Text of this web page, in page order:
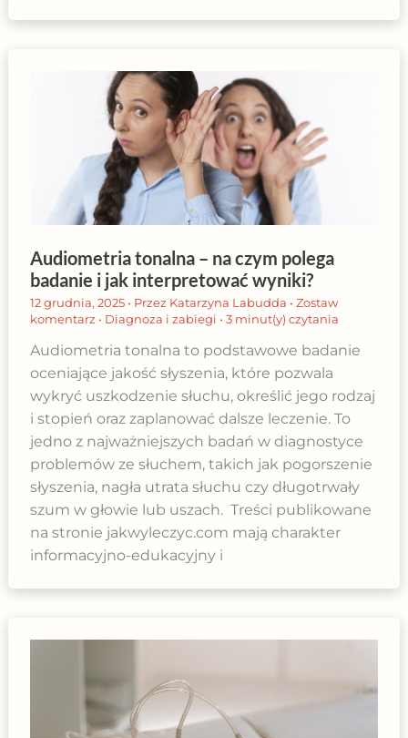
Audiometria tonalna – na czym polega
badanie i jak interpretować wyniki?
12 grudnia, 2025 • Przez Katarzyna Labudda • Zostaw
komentarz • Diagnoza i zabiegi • 3 minut(y) czytania
Audiometria tonalna to podstawowe badanie
oceniające jakość słyszenia, które pozwala
wykryć uszkodzenie słuchu, określić jego rodzaj
i stopień oraz zaplanować dalsze leczenie. To
jedno z najważniejszych badań w diagnostyce
problemów ze słuchem, takich jak pogorszenie
słyszenia, nagła utrata słuchu czy długotrwały
szum w głowie lub uszach. Treści publikowane
na stronie jakwyleczyc.com mają charakter
informacyjno-edukacyjny i